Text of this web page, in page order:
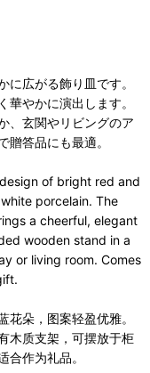
広がる飾り皿です。
やかに演出します。
、玄関やリビングのア
贈答品にも最適。
of bright red and
porcelain. The
a cheerful, elegant
wooden stand in a
or living room. Comes
朵，图案轻盈优雅。
木质支架，可摆放于柜
合作为礼品。